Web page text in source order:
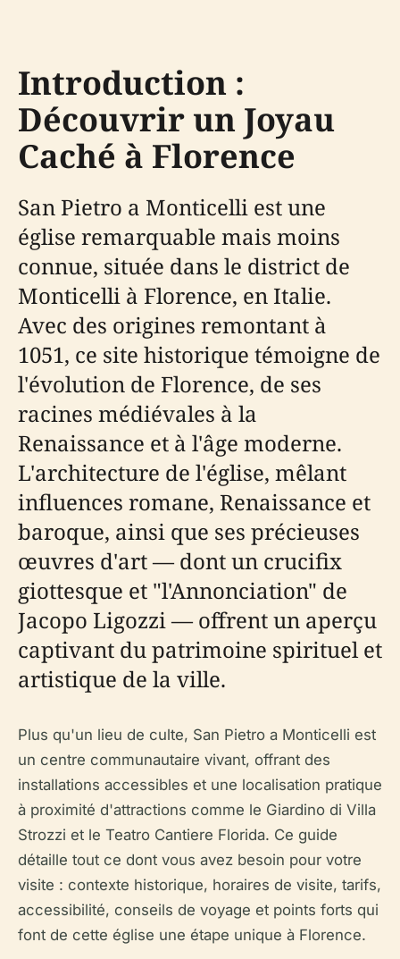
Introduction :
Découvrir un Joyau
Caché à Florence
San Pietro a Monticelli est une
église remarquable mais moins
connue, située dans le district de
Monticelli à Florence, en Italie.
Avec des origines remontant à
1051, ce site historique témoigne de
l'évolution de Florence, de ses
racines médiévales à la
Renaissance et à l'âge moderne.
L'architecture de l'église, mêlant
influences romane, Renaissance et
baroque, ainsi que ses précieuses
œuvres d'art — dont un crucifix
giottesque et "l'Annonciation" de
Jacopo Ligozzi — offrent un aperçu
captivant du patrimoine spirituel et
artistique de la ville.
Plus qu'un lieu de culte, San Pietro a Monticelli est
un centre communautaire vivant, offrant des
installations accessibles et une localisation pratique
à proximité d'attractions comme le Giardino di Villa
Strozzi et le Teatro Cantiere Florida. Ce guide
détaille tout ce dont vous avez besoin pour votre
visite : contexte historique, horaires de visite, tarifs,
accessibilité, conseils de voyage et points forts qui
font de cette église une étape unique à Florence.